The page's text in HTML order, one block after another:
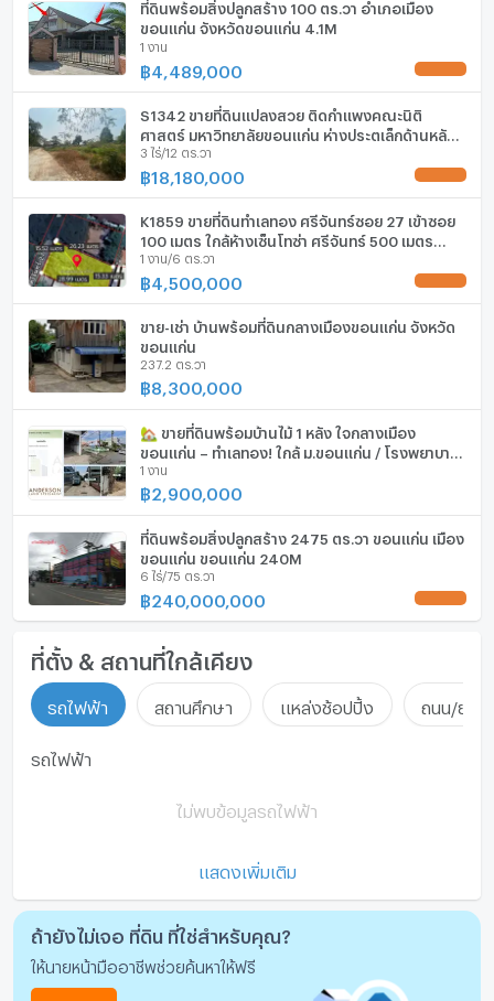
ลิฟท์
ที่จอดรถ
ที่จอดรถจักรยานยนต์
มีอินเตอร์เน็ตไร้สาย (Wi-Fi) ในห้องพัก
กล้องวงจรปิด (CCTV)
สระว่ายน้ำ
โรงยิม / ฟิตเนส
ห้องซาวน่า
ห้องสตรีม
EV-Charger
เครื่องซักผ้า
ไมโครเวฟ
ที่ดินพร้อมสิ่งปลูกสร้าง 100 ตร.วา อำเภอเมือง
ขอนแก่น จังหวัดขอนแก่น 4.1M
1 งาน
฿ 4,489,000
S1342 ขายที่ดินแปลงสวย​ ติดกำแพงคณะ​นิติ​
ศาสตร์​ มหาวิทยาลัยขอนแก่น ห่างประตู​เล็ก​ด้านหลัง
เพียง​ 100 เมตร​ เนื้อที่​ 3ไร่​ 12 ตร.วา
3 ไร่/12 ตร.วา
฿18,180,000
K1859 ขายที่ดินทำเลทอง ศรีจันทร์ซอย 27 เข้าซอย
100 เมตร ใกล้ห้างเซ็นโทซ่า ศรีจันทร์ 500 เมตร
**ราคาดีที่สุด***
1 งาน/6 ตร.วา
฿ 4,500,000
ขาย-เช่า บ้านพร้อมที่ดินกลางเมืองขอนแก่น จังหวัด
ขอนแก่น
237.2 ตร.วา
฿8,300,000
🏡 ขายที่ดินพร้อมบ้านไม้ 1 หลัง ใจกลางเมือง
ขอนแก่น – ทำเลทอง! ใกล้ ม.ขอนแก่น / โรงพยาบาล
กรุงเทพ / สนามบิน 🚗✈️
1 งาน
฿2,900,000
ที่ดินพร้อมสิ่งปลูกสร้าง 2475 ตร.วา ขอนแก่น เมือง
ขอนแก่น ขอนแก่น 240M
6 ไร่/75 ตร.วา
฿240,000,000
ที่ตั้ง & สถานที่ใกล้เคียง
รถไฟฟ้า สถานศึกษา แหล่งช้อปปิ้ง ถนน/ย่าน
รถไฟฟ้า
ไม่พบข้อมูลรถไฟฟ้า
แสดงเพิ่มเติม
ถ้ายังไม่เจอ ที่ดิน ที่ใช่สำหรับคุณ?
ให้นายหน้ามืออาชีพช่วยค้นหาให้ฟรี